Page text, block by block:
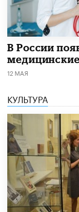
В России
12 МАЯ
КУЛЬТУРА